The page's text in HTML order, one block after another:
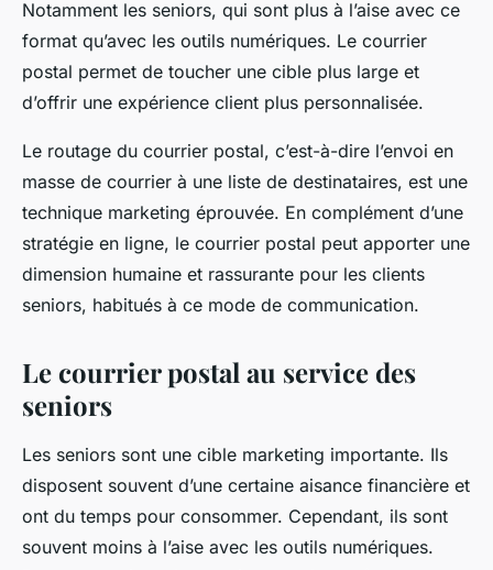
Notamment les seniors, qui sont plus à l’aise avec ce
format qu’avec les outils numériques. Le courrier
postal permet de toucher une cible plus large et
d’offrir une expérience client plus personnalisée.
Le routage du courrier postal, c’est-à-dire l’envoi en
masse de courrier à une liste de destinataires, est une
technique marketing éprouvée. En complément d’une
stratégie en ligne, le courrier postal peut apporter une
dimension humaine et rassurante pour les clients
seniors, habitués à ce mode de communication.
Le courrier postal au service des
seniors
Les seniors sont une cible marketing importante. Ils
disposent souvent d’une certaine aisance financière et
ont du temps pour consommer. Cependant, ils sont
souvent moins à l’aise avec les outils numériques.